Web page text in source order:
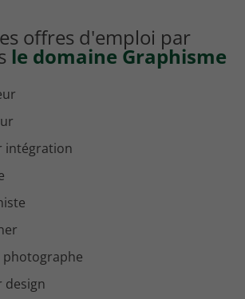
Toulouse
offres d'emploi par
le domaine Graphisme
intégration
photographe
design